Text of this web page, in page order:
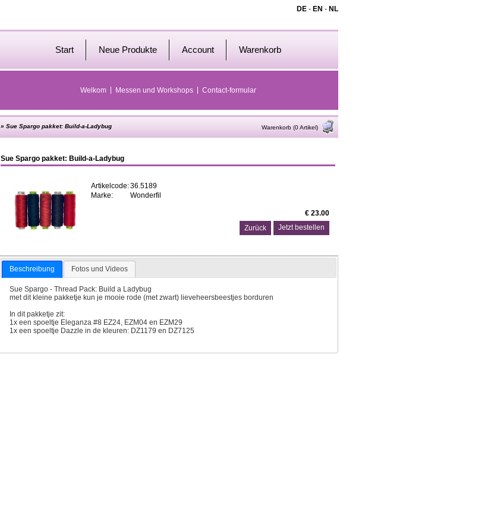
DE - EN - NL
Start Neue Produkte Account Warenkorb
Welkom Messen und Workshops Contact-formular
» Sue Spargo pakket: Build-a-Ladybug Warenkorb (0 Artikel)
Sue Spargo pakket: Build-a-Ladybug
Artikelcode:36.5189
Marke:
Wonderfil
€ 23.00
Zurück
Beschreibung Fotos und Videos
Sue Spargo - Thread Pack: Build a Ladybug
met dit kleine pakketje kun je mooie rode (met zwart) lieveheersbeestjes borduren
In dit pakketje zit:
1x een spoeltje Eleganza #8 EZ24, EZM04 en EZM29
1x een spoeltje Dazzle in de kleuren: DZ1179 en DZ7125